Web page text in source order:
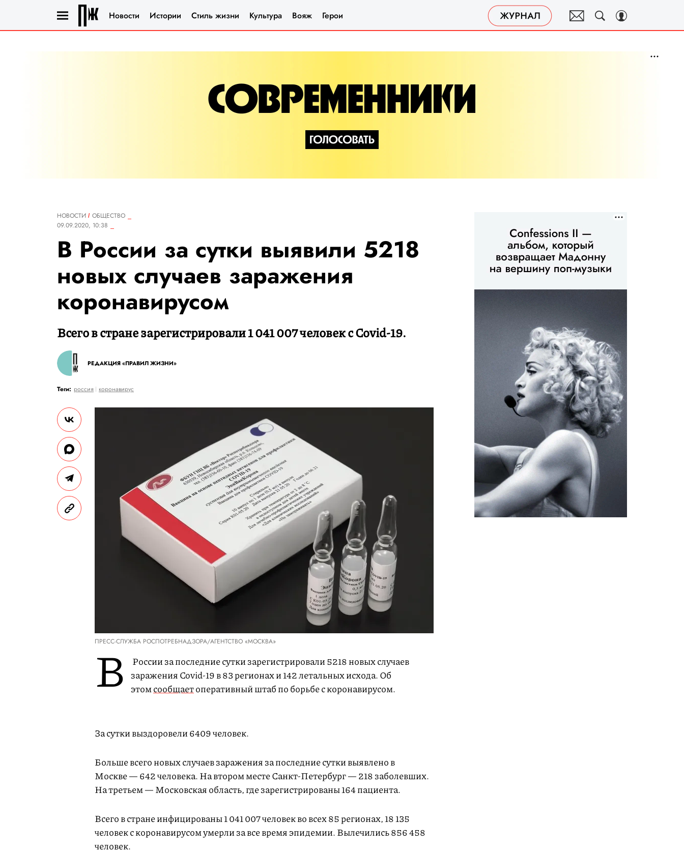
Новости Истории Стиль жизни Культура Вояж Герои
НОВОСТИ
ОБЩЕСТВО
09.09.2020, 10:38
В России за сутки выявили 5218
новых случаев заражения
коронавирусом
Всего в стране зарегистрировали 1 041 007 человек с Covid-19.
РЕДАКЦИЯ «ПРАВИЛ ЖИЗНИ»
Теги: россия коронавирус
ПРЕСС-СЛУЖБА РОСПОТРЕБНАДЗОРА/АГЕНТСТВО «МОСКВА»
В
России за последние сутки зарегистрировали 5218 новых случаев
заражения Covid-19 в 83 регионах и 142 летальных исхода. Об
этомсообщаетоперативный штаб по борьбе с коронавирусом.
За сутки выздоровели 6409 человек.
Больше всего новых случаев заражения за последние сутки выявлено в
Москве — 642 человека. На втором месте Санкт-Петербург — 218 заболевших.
На третьем — Московская область, где зарегистрированы 164 пациента.
Всего в стране инфицированы 1 041 007 человек во всех 85 регионах, 18 135
человек с коронавирусом умерли за все время эпидемии. Вылечились 856 458
человек.